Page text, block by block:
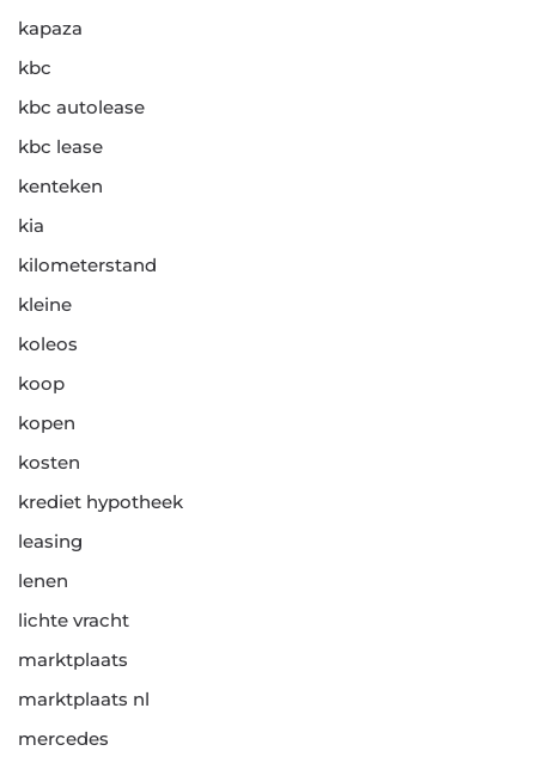
kapaza
kbc
kbc autolease
kbc lease
kenteken
kia
kilometerstand
kleine
koleos
koop
kopen
kosten
krediet hypotheek
leasing
lenen
lichte vracht
marktplaats
marktplaats nl
mercedes